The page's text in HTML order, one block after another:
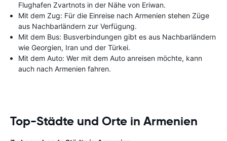
Flughafen Zvartnots in der Nähe von Eriwan.
Mit dem Zug: Für die Einreise nach Armenien stehen Züge
aus Nachbarländern zur Verfügung.
Mit dem Bus: Busverbindungen gibt es aus Nachbarländern
wie Georgien, Iran und der Türkei.
Mit dem Auto: Wer mit dem Auto anreisen möchte, kann
auch nach Armenien fahren.
Top-Städte und Orte in Armenien